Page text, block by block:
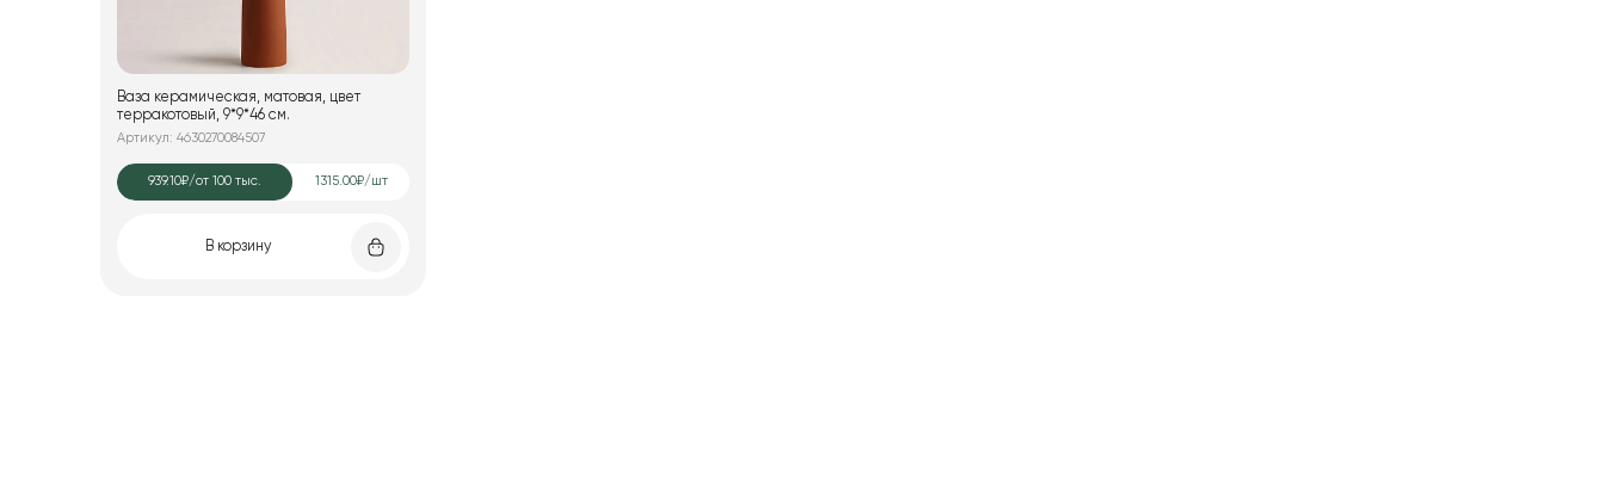
Ваза керамическая, матовая, цвет
терракотовый, 9*9*46 см.
Артикул: 4630270084507
939.10₽/от 100 тыс. 1315.00₽/шт
В корзину